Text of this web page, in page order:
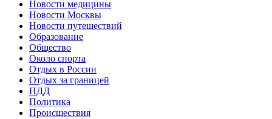
Новости медицины
Новости Москвы
Новости путешествий
Образование
Общество
Около спорта
Отдых в России
Отдых за границей
ПДД
Политика
Происшествия